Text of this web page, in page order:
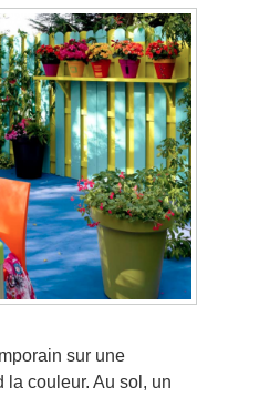
sur une
la couleur. Au sol, un